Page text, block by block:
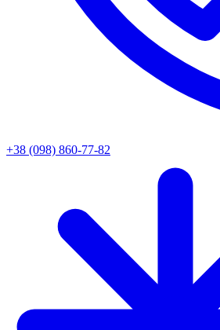
+38 (098) 860-77-82